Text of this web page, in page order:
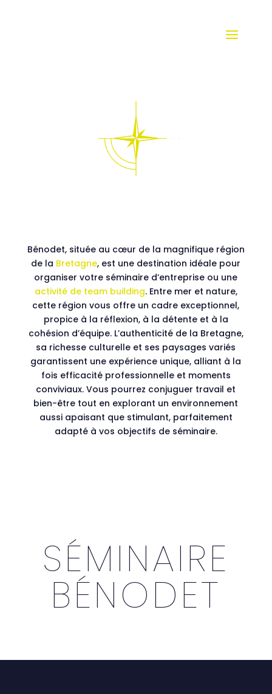
Bénodet, située au cœur de la magnifique région
de la Bretagne, est une destination idéale pour
organiser votre séminaire d’entreprise ou une
activité de team building. Entre mer et nature,
cette région vous offre un cadre exceptionnel,
propice à la réflexion, à la détente et à la
cohésion d’équipe. L’authenticité de la Bretagne,
sa richesse culturelle et ses paysages variés
garantissent une expérience unique, alliant à la
fois efficacité professionnelle et moments
conviviaux. Vous pourrez conjuguer travail et
bien-être tout en explorant un environnement
aussi apaisant que stimulant, parfaitement
adapté à vos objectifs de séminaire.
SÉMINAIRE
BÉNODET